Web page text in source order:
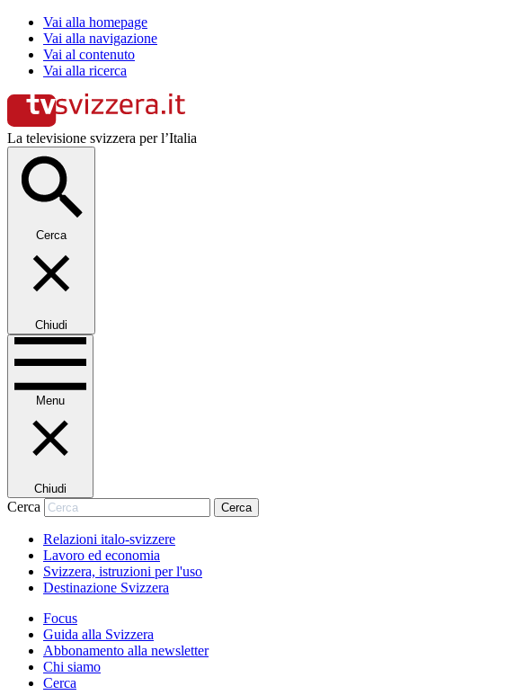
Vai alla homepage
Vai alla navigazione
Vai al contenuto
Vai alla ricerca
La televisione svizzera per l’Italia
Cerca
Chiudi
Menu
Chiudi
Cerca Cerca
Relazioni italo-svizzere
Lavoro ed economia
Svizzera, istruzioni per l'uso
Destinazione Svizzera
Focus
Guida alla Svizzera
Abbonamento alla newsletter
Chi siamo
Cerca